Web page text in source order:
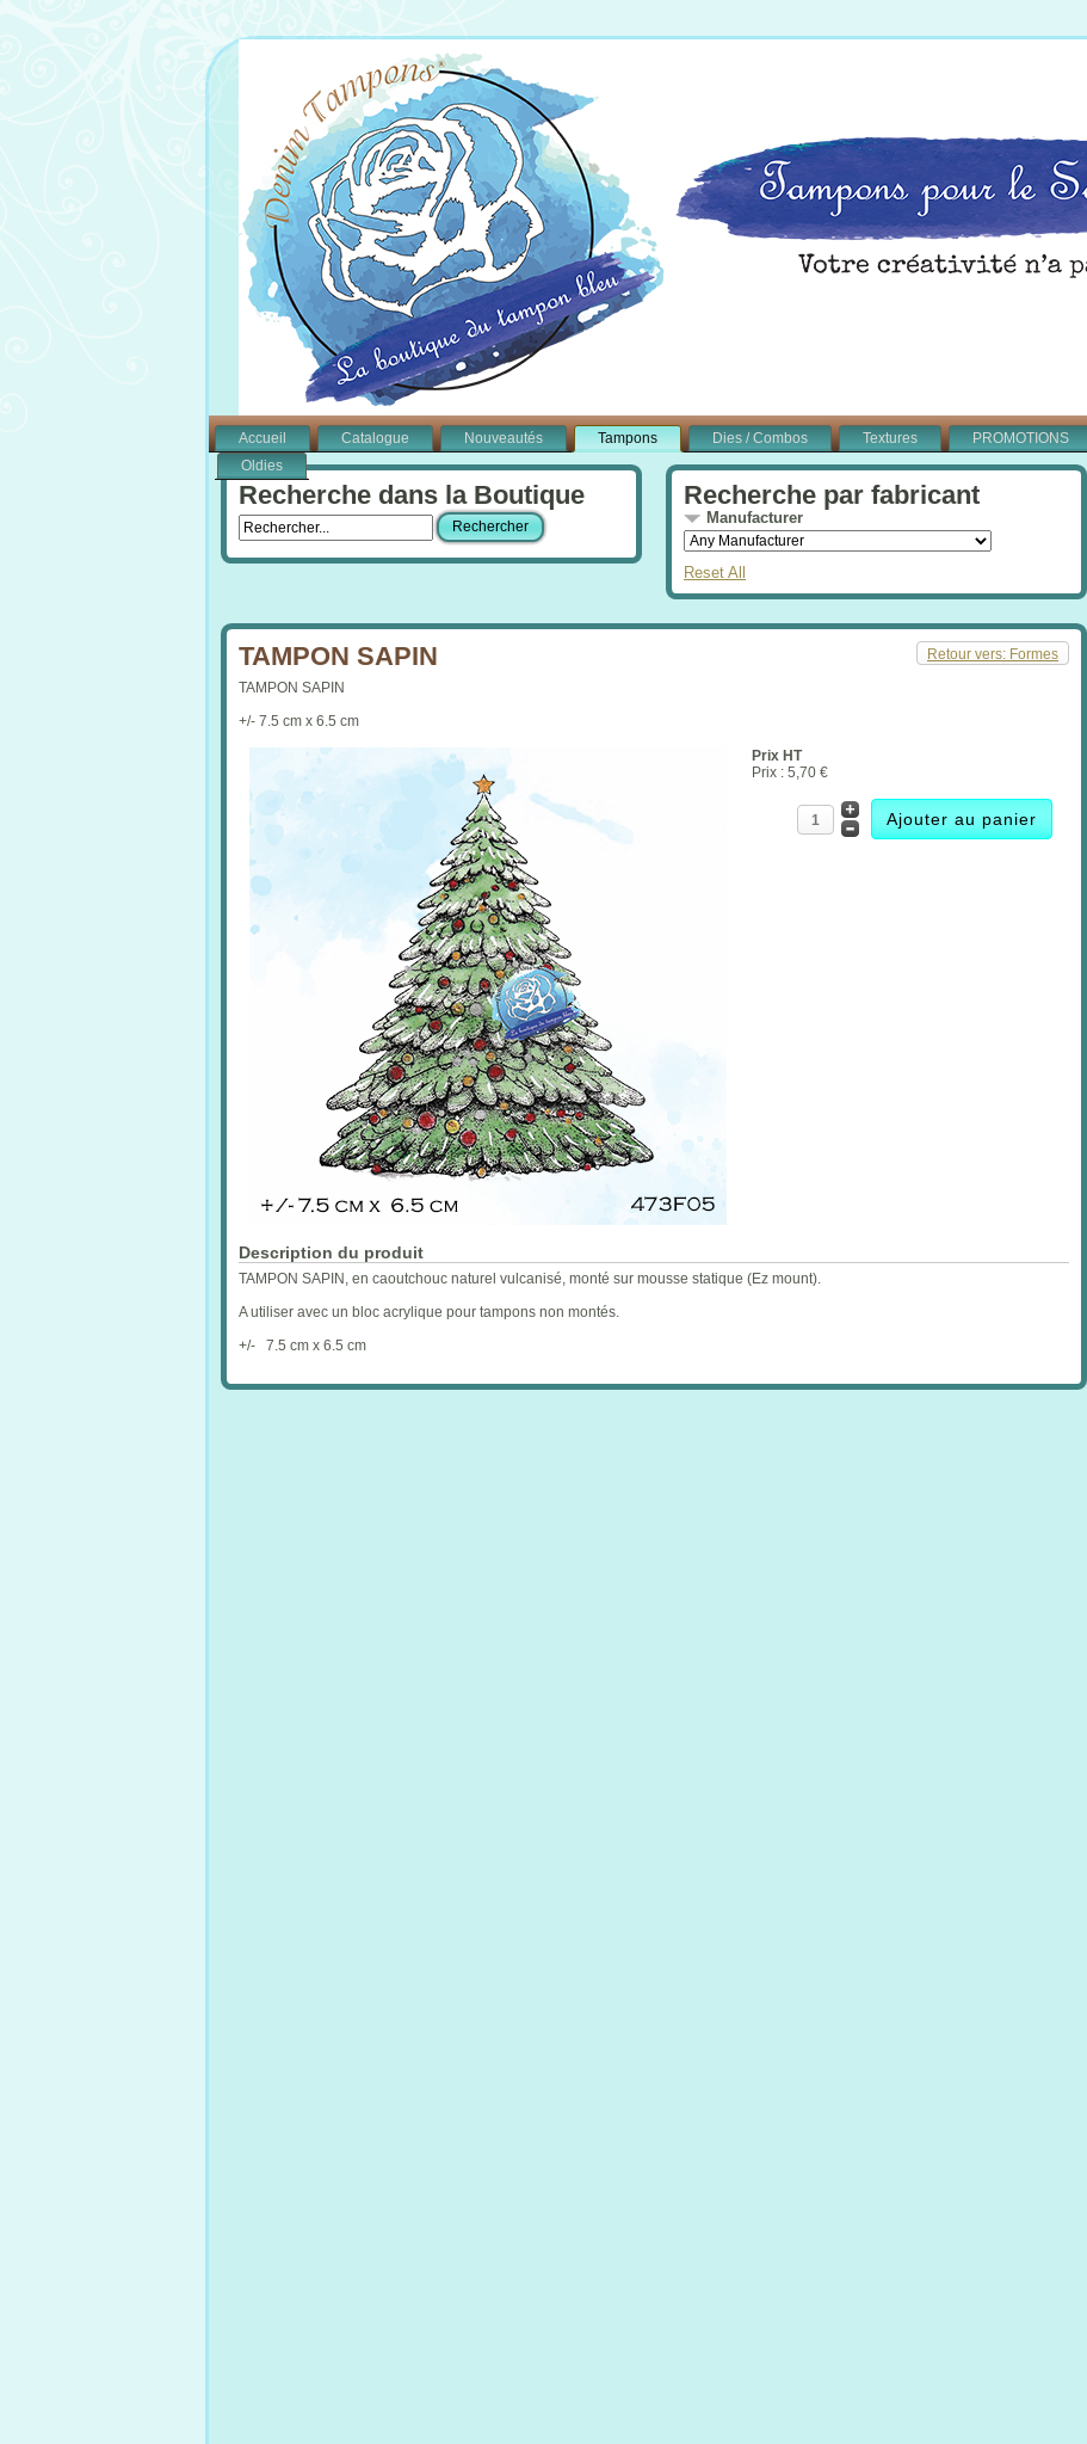
Accueil Catalogue Nouveautés Tampons Dies / Combos Textures PROMOTIONS
Oldies
Recherche dans la Boutique Recherche par fabricant
Manufacturer
Reset All
Retour vers: Formes
TAMPON SAPIN
TAMPON SAPIN
+/- 7.5 cm x 6.5 cm
Prix HT
Prix : 5,70 €
Description du produit
TAMPON SAPIN, en caoutchouc naturel vulcanisé, monté sur mousse statique (Ez mount).
A utiliser avec un bloc acrylique pour tampons non montés.
+/- 7.5 cm x 6.5 cm